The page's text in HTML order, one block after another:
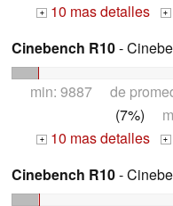
+ 10 mas detalles +
Cinebench R10-
min: 9887 de
(7%)
+ 10 mas detalles +
Cinebench R10-